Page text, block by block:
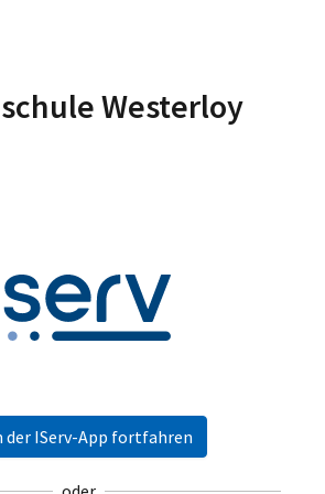
Westerloy
der IServ-App fortfahren